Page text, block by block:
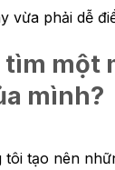
vừa phải dễ
tìm một
mình?
tôi tạo nên